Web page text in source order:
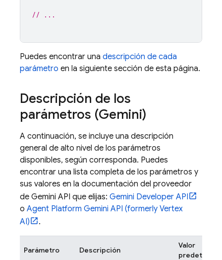
// ...
Puedes encontrar una descripción de cada
parámetro en la siguiente sección de esta página.
Descripción de los
parámetros (Gemini)
A continuación, se incluye una descripción
general de alto nivel de los parámetros
disponibles, según corresponda. Puedes
encontrar una lista completa de los parámetros y
sus valores en la documentación del proveedor
de Gemini API que elijas: Gemini Developer API
o Agent Platform Gemini API (formerly Vertex
AI)
.
Parámetro Descripción
Valor